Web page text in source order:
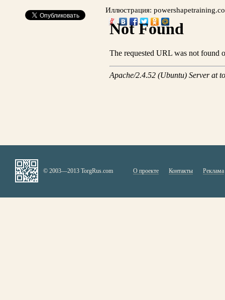
Иллюстрация:
© 2003—2013 TorgRus.com О проекте Контакты Реклама